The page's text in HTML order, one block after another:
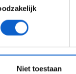
Niet toestaan